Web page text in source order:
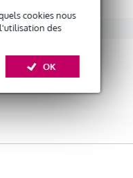
cookies nous
des
OK